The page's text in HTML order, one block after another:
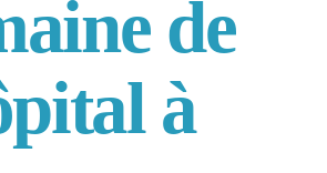
de
à